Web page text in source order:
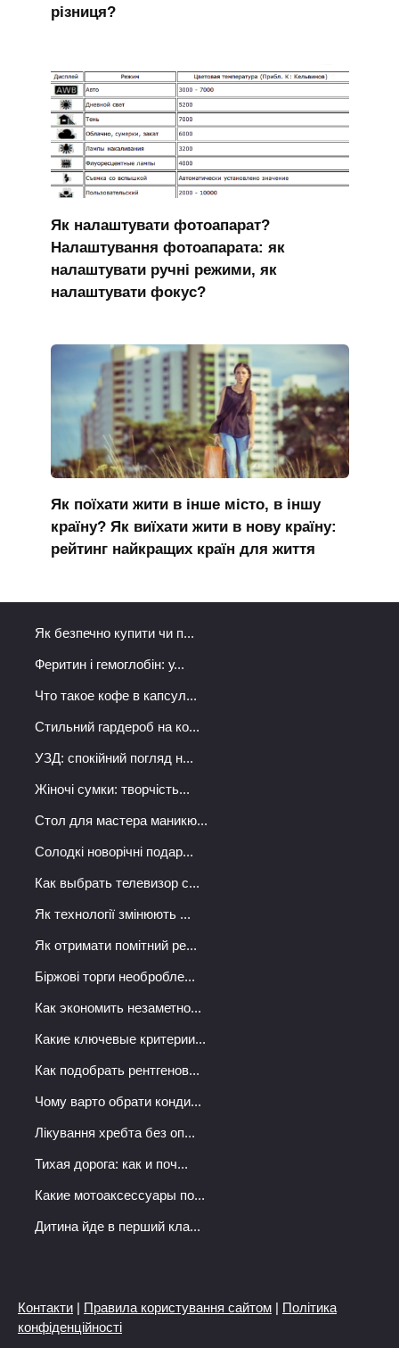
різниця?
Як налаштувати фотоапарат?
Налаштування фотоапарата: як
налаштувати ручні режими, як
налаштувати фокус?
Як поїхати жити в інше місто, в іншу
країну? Як виїхати жити в нову країну:
рейтинг найкращих країн для життя
Як безпечно купити чи п...
Феритин і гемоглобін: у...
Что такое кофе в капсул...
Стильний гардероб на ко...
УЗД: спокійний погляд н...
Жіночі сумки: творчість...
Стол для мастера маникю...
Солодкі новорічні подар...
Как выбрать телевизор с...
Як технології змінюють ...
Як отримати помітний ре...
Біржові торги необробле...
Как экономить незаметно...
Какие ключевые критерии...
Как подобрать рентгенов...
Чому варто обрати конди...
Лікування хребта без оп...
Тихая дорога: как и поч...
Какие мотоаксессуары по...
Дитина йде в перший кла...
Контакти | Правила користування сайтом | Політика
конфіденційності